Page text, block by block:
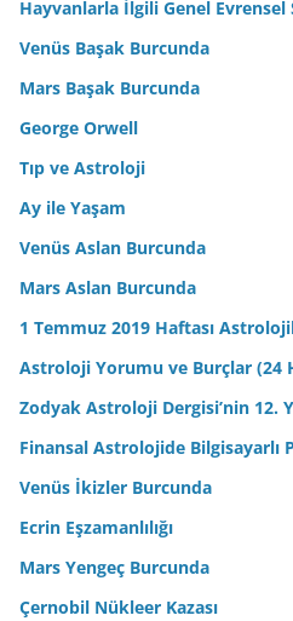
Hayvanlarla İlgili Genel
Venüs Başak Burcunda
Mars Başak Burcunda
George Orwell
Tıp ve Astroloji
Ay ile Yaşam
Venüs Aslan Burcunda
Mars Aslan Burcunda
1 Temmuz 2019 Haftası
Astroloji Yorumu ve Burçlar (24
Zodyak Astroloji Dergisi’nin 12.
Finansal Astrolojide Bilgisayarlı
Venüs İkizler Burcunda
Ecrin Eşzamanlılığı
Mars Yengeç Burcunda
Çernobil Nükleer Kazası